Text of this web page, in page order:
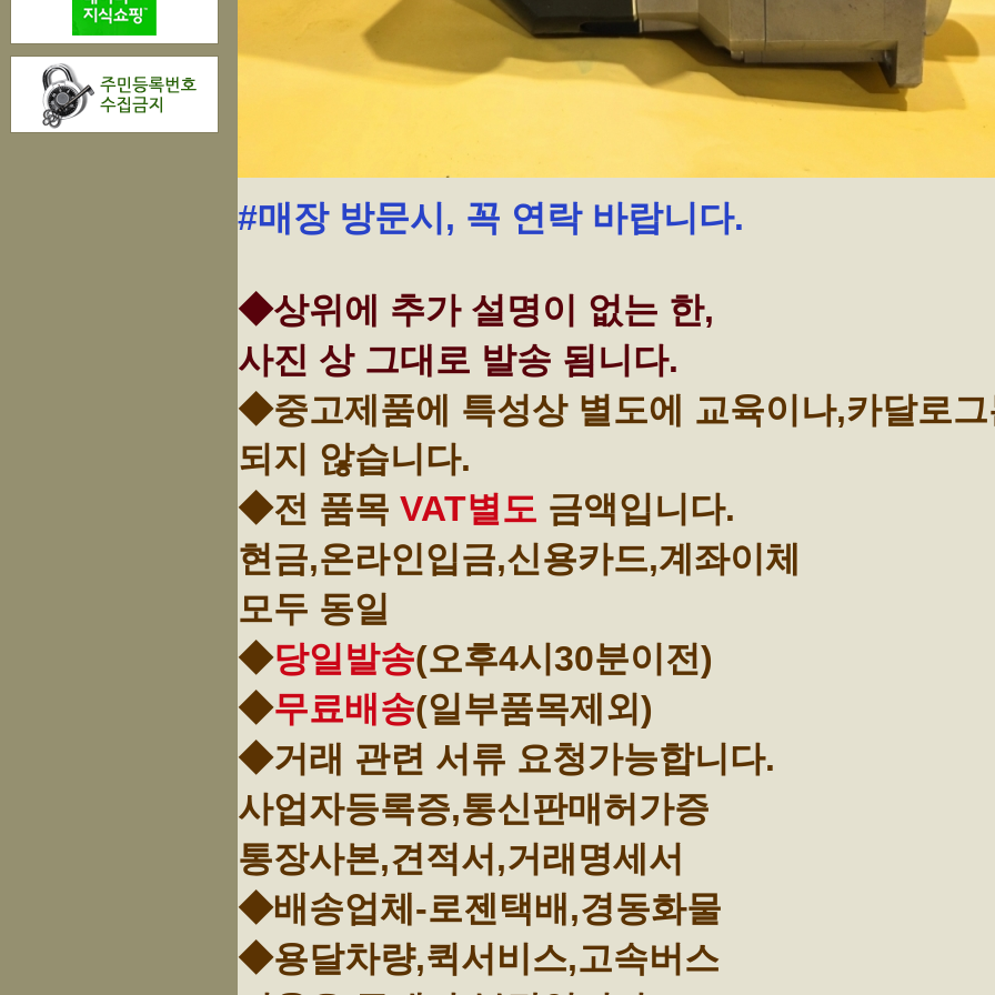
#매장 방문시, 꼭 연락 바랍니다.
◆상위에 추가 설명이 없는 한,
사진 상 그대로 발송 됨니다.
◆중고제품에 특성상 별도에 교육이나,카달로
되지 않습니다.
◆전 품목 VAT별도 금액입니다.
현금,온라인입금,신용카드,계좌이체
모두 동일
◆당일발송(오후4시30분이전)
◆무료배송(일부품목제외)
◆거래 관련 서류 요청가능합니다.
사업자등록증,통신판매허가증
통장사본,견적서,거래명세서
◆배송업체-로젠택배,경동화물
◆용달차량,퀵서비스,고속버스